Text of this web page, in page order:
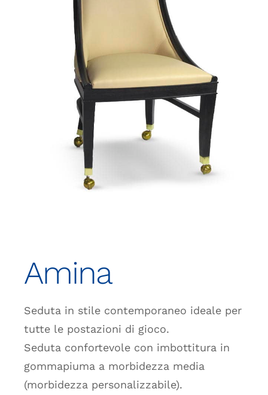
Amina
Seduta in stile contemporaneo ideale per
tutte le postazioni di gioco.
Seduta confortevole con imbottitura in
gommapiuma a morbidezza media
(morbidezza personalizzabile).